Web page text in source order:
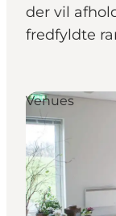
der vil
fredfyldte
Venues